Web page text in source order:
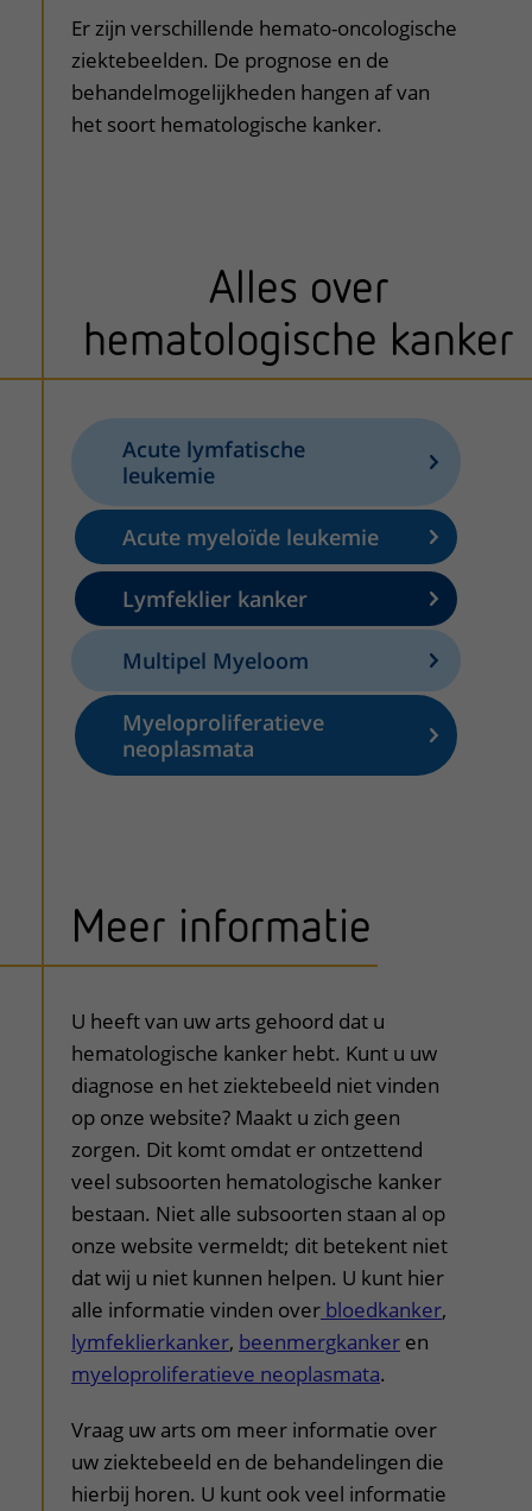
Er zijn verschillende hemato-oncologische
ziektebeelden. De prognose en de
behandelmogelijkheden hangen af van
het soort hematologische kanker.
Alles over
hematologische kanker
Acute lymfatische
leukemie
Acute myeloïde leukemie
Lymfeklier kanker
Multipel Myeloom
Myeloproliferatieve
neoplasmata
Meer informatie
uitklapper, klik om te openen
U heeft van uw arts gehoord dat u
hematologische kanker hebt. Kunt u uw
diagnose en het ziektebeeld niet vinden
op onze website? Maakt u zich geen
zorgen. Dit komt omdat er ontzettend
veel subsoorten hematologische kanker
bestaan. Niet alle subsoorten staan al op
onze website vermeldt; dit betekent niet
dat wij u niet kunnen helpen. U kunt hier
alle informatie vinden over bloedkanker,
lymfeklierkanker, beenmergkanker en
myeloproliferatieve neoplasmata.
Vraag uw arts om meer informatie over
uw ziektebeeld en de behandelingen die
hierbij horen. U kunt ook veel informatie